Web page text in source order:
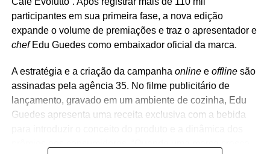
vales-compra e presente em compras acima de
R＄250
NÃO PERCA
para campanha de Dia das Mães
participantes em sua primeira fase, a nova edição
expande o volume de premiações e traz o apresentador e
chefEdu Guedes como embaixador oficial da marca.
A estratégia e a criação da campanha onlinee offlinesão
assinadas pela agência 35. No filme publicitário de
lançamento, gravado em um ambiente de cozinha, Edu
Guedes apresenta uma receita exclusiva com a bebida